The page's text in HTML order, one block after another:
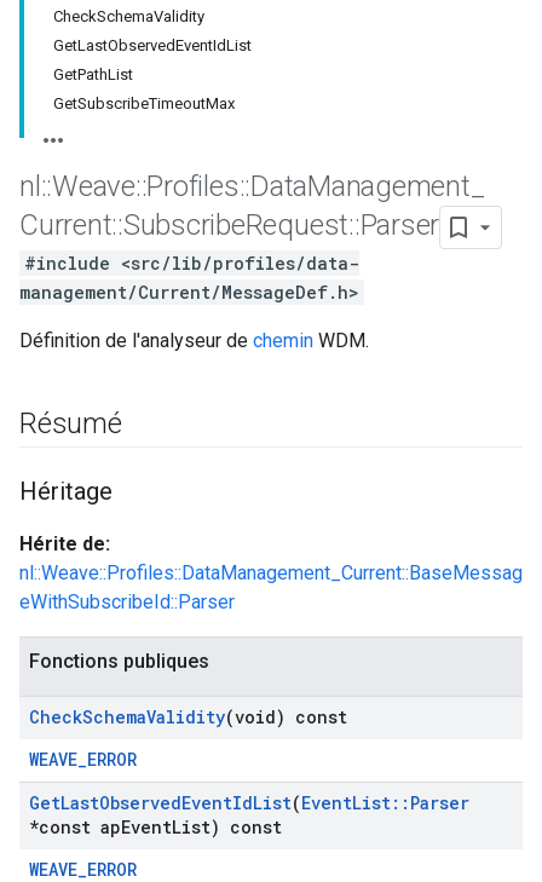
CheckSchemaValidity
GetLastObservedEventIdList
GetPathList
GetSubscribeTimeoutMax
nl ::Weave::Profiles::DataManagement
Current::SubscribeRequest::Parser
#include <src/lib/profiles/data-
management/Current/MessageDef.h>
Définition de l'analyseur de chemin WDM.
Résumé
Héritage
Hérite de:
nl::Weave::Profiles::DataManagement_Current::BaseMessag
eWithSubscribeId::Parser
Fonctions publiques
CheckSchemaValidity(void) const
WEAVE_ERROR
GetLastObservedEventIdList(EventList:: Parser
*const apEventList) const
WEAVE_ERROR